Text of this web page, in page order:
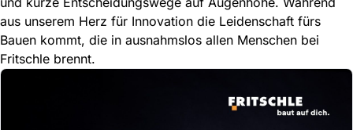
aus unserem Herz für Innovation die Leidenschaft fürs
Bauen kommt, die in ausnahmslos allen Menschen bei
Fritschle brennt.